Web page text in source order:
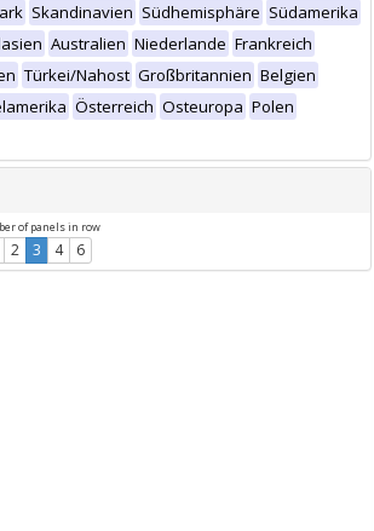
Skandinavien Südhemisphäre Südamerika
Australien Niederlande Frankreich
Türkei/Nahost Großbritannien Belgien
Österreich Osteuropa Polen
of panels in row
2 3 4 6